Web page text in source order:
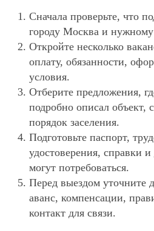
Сначала проверьте, что
городу Москва и
Откройте несколько
оплату, обязанности,
условия.
Отберите предложения,
подробно описал объект,
порядок заселения.
Подготовьте паспорт,
удостоверения, справки
могут потребоваться.
Перед выездом уточните
аванс, компенсации,
контакт для связи.